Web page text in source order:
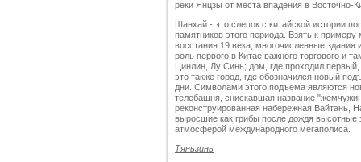
реки Янцзы от места впадения в Восточно-
Шанхай - это слепок с китайской истории
памятников этого периода. Взять к примеру
восстания 19 века; многочисленные
роль первого в Китае важного торгового и
Цинлин, Лу Синь; дом, где проходил
это также город, где обозначился новый
дни. Символами этого подъема являются
телебашня, снискавшая название
реконструированная набережная Вайтань,
выросшие как грибы после дождя
атмосферой международного мегаполиса.
Тяньзинь